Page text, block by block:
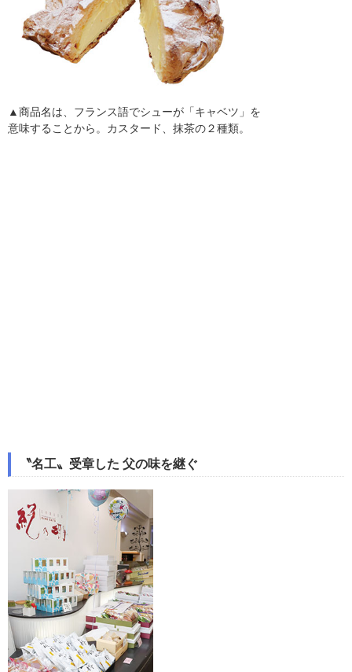
▲商品名は、フランス語でシューが「キャベツ」を
意味することから。カスタード、抹茶の２種類。
〝名工〟受章した 父の味を継ぐ